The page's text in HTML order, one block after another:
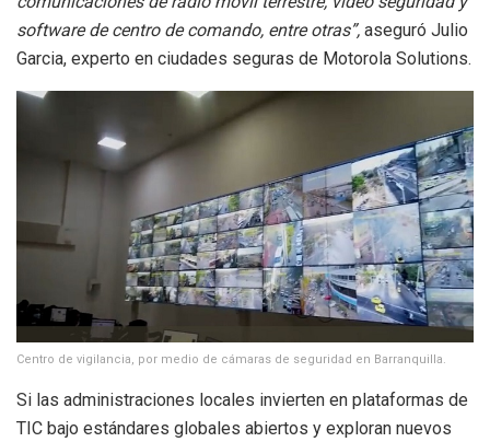
software de centro de comando, entre otras”, aseguró Julio
Garcia, experto en ciudades seguras de Motorola Solutions.
Centro de vigilancia, por medio de cámaras de seguridad en Barranquilla.
Si las administraciones locales invierten en plataformas de
TIC bajo estándares globales abiertos y exploran nuevos